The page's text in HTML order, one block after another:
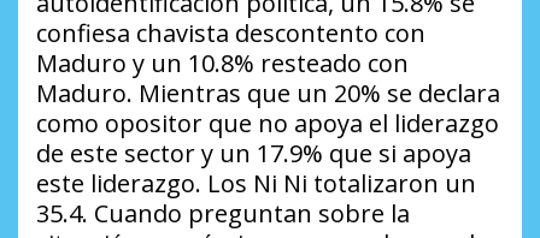
confiesa chavista descontento con
Maduro y un 10.8% resteado con
Maduro. Mientras que un 20% se declara
como opositor que no apoya el liderazgo
de este sector y un 17.9% que si apoya
este liderazgo. Los Ni Ni totalizaron un
35.4. Cuando preguntan sobre la